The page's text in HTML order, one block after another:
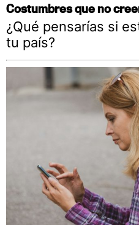
Costumbres que no
¿Qué pensarías si
tu país?